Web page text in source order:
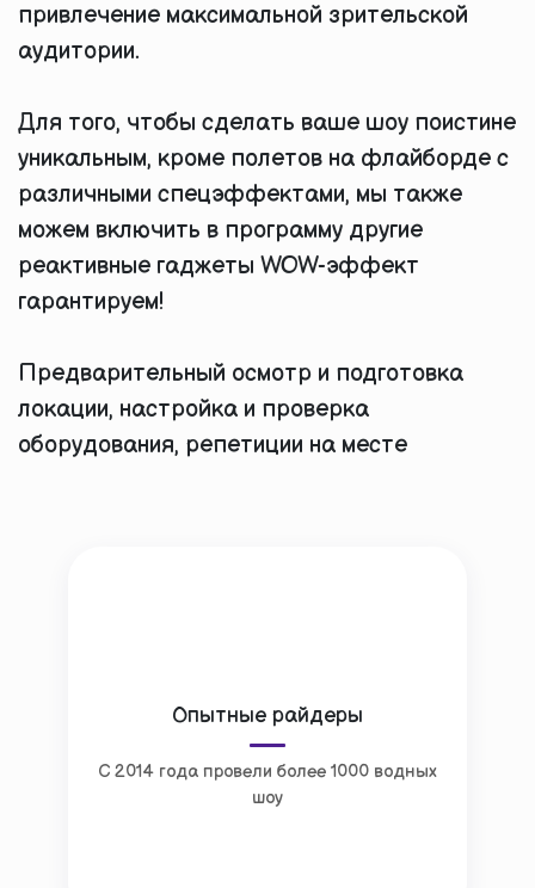
привлечение максимальной зрительской
аудитории.
Для того, чтобы сделать ваше шоу поистине
уникальным, кроме полетов на флайборде с
различными спецэффектами, мы также
можем включить в программу другие
реактивные гаджеты WOW-эффект
гарантируем!
Предварительный осмотр и подготовка
локации, настройка и проверка
оборудования, репетиции на месте
Опытные райдеры
С 2014 года провели более 1000 водных
шоу